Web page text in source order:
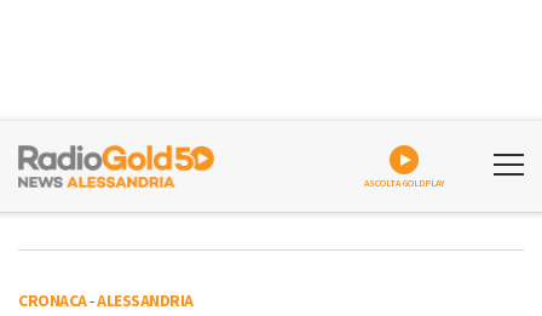
ASCOLTA GOLDPLAY
CRONACA-ALESSANDRIA